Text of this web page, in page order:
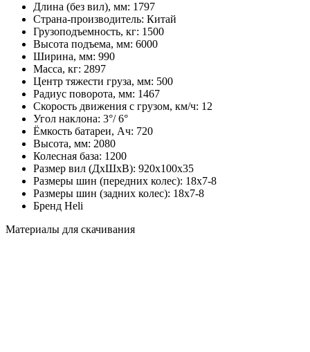
Длина (без вил), мм: 1797
Страна-производитель: Китай
Грузоподъемность, кг: 1500
Высота подъема, мм: 6000
Ширина, мм: 990
Масса, кг: 2897
Центр тяжести груза, мм: 500
Радиус поворота, мм: 1467
Скорость движения с грузом, км/ч: 12
Угол наклона: 3°/ 6°
Ёмкость батареи, Ач: 720
Высота, мм: 2080
Колесная база: 1200
Размер вил (ДхШхВ): 920х100х35
Размеры шин (передних колес): 18х7-8
Размеры шин (задних колес): 18х7-8
Бренд Heli
Материалы для скачивания